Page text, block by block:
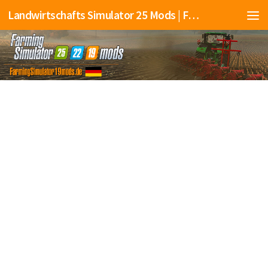
Landwirtschafts Simulator 25 Mods | Farming Simulator 25 Mods | FS25 Mods